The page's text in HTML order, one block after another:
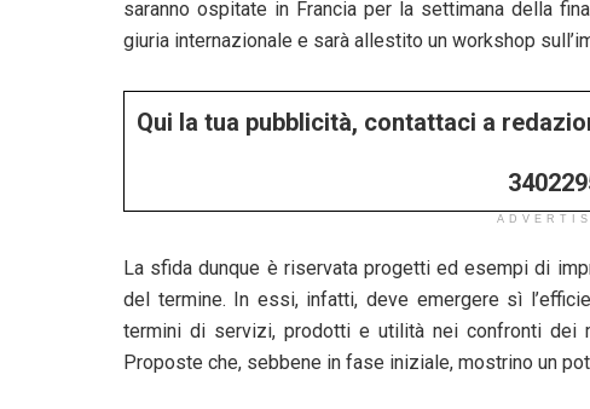
saranno ospitate in Francia per la settimana della
giuria internazionale e sarà allestito un workshop
Qui la tua pubblicità, contattaci a
La sfida dunque è riservata progetti ed esempi di
del termine. In essi, infatti, deve emergere sì
termini di servizi, prodotti e utilità nei confronti
Proposte che, sebbene in fase iniziale, mostrino un